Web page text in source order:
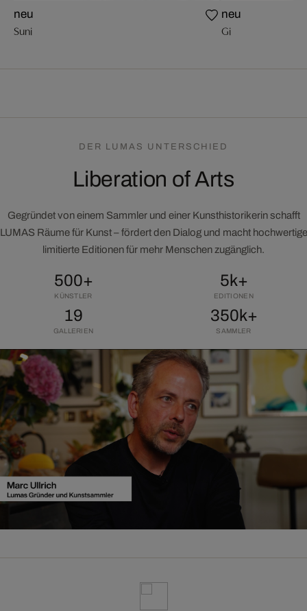
neu
Suni
neu
Gi
DER LUMAS UNTERSCHIED
Liberation of Arts
Gegründet von einem Sammler und einer Kunsthistorikerin schafft
LUMAS Räume für Kunst – fördert den Dialog und macht hochwertige
limitierte Editionen für mehr Menschen zugänglich.
500+
KÜNSTLER
5k+
EDITIONEN
19
GALLERIEN
350k+
SAMMLER